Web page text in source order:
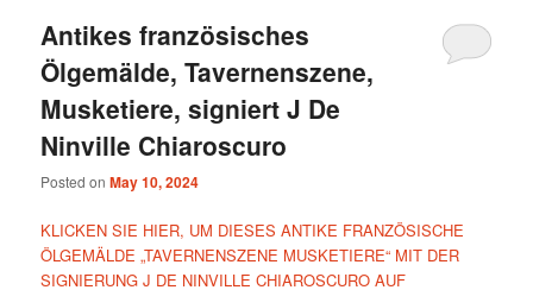
Antikes französisches
Ölgemälde, Tavernenszene,
Musketiere, signiert J De
Ninville Chiaroscuro
Posted onMay 10, 2024
KLICKEN SIE HIER, UM DIESES ANTIKE FRANZÖSISCHE
ÖLGEMÄLDE „TAVERNENSZENE MUSKETIERE“ MIT DER
SIGNIERUNG J DE NINVILLE CHIAROSCURO AUF